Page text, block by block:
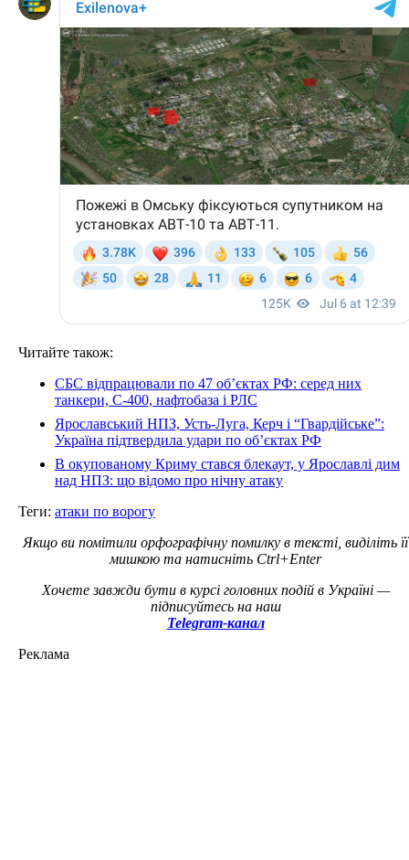
Читайте також:
СБС відпрацювали по 47 об’єктах РФ: серед них
танкери, С-400, нафтобаза і РЛС
Ярославський НПЗ, Усть-Луга, Керч і “Гвардійське”:
Україна підтвердила удари по об’єктах РФ
В окупованому Криму стався блекаут, у Ярославлі дим
над НПЗ: що відомо про нічну атаку
Теги: атаки по ворогу
Якщо ви помітили орфографічну помилку в тексті, виділіть її
мишкою та натисніть Ctrl+Enter
Хочете завжди бути в курсі головних подій в Україні —
підписуйтесь на наш
Telegram-канал
Реклама